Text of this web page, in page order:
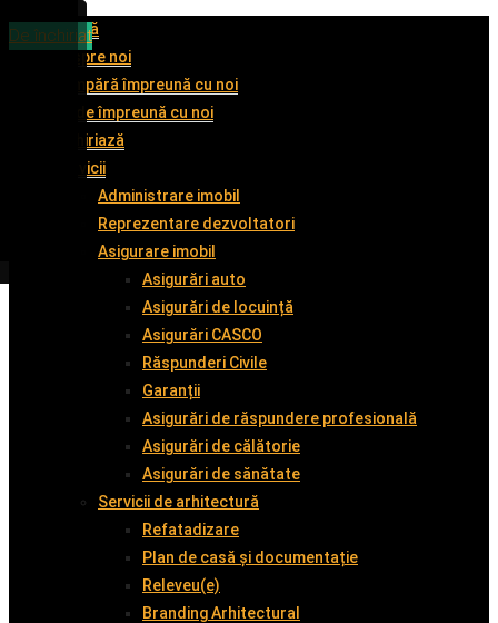
Acasă
Despre noi
Cumpără împreună cu noi
Vinde împreună cu noi
Închiriază
Servicii
Administrare imobil
Reprezentare dezvoltatori
Asigurare imobil
Asigurări auto
Asigurări de locuință
Asigurări CASCO
Răspunderi Civile
Garanții
Asigurări de răspundere profesională
Asigurări de călătorie
Asigurări de sănătate
Servicii de arhitectură
Refatadizare
Plan de casă și documentație
Releveu(e)
Branding Arhitectural
De închiriat
De închiriat
De închiriat
De închiriat